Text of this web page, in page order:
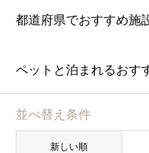
都道府県でおすすめ施
ペットと泊まれるおす
並べ替え条件
新しい順